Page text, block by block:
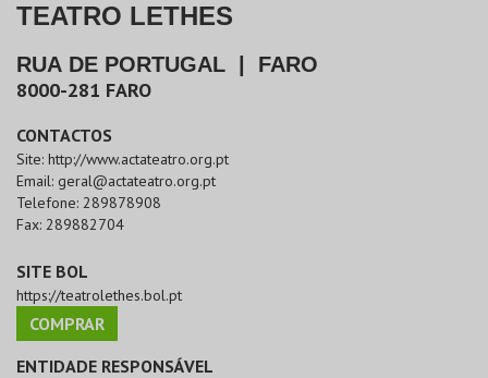
TEATRO LETHES
RUA DE PORTUGAL FARO
8000-281 FARO
CONTACTOS
Site: http://www.actateatro.org.pt
Email: geral@actateatro.org.pt
Telefone: 289878908
Fax: 289882704
SITE BOL
https://teatrolethes.bol.pt
COMPRAR
ENTIDADE RESPONSÁVEL